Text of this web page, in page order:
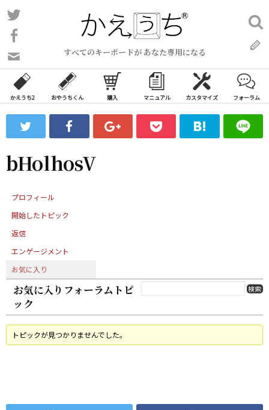
コ
ン
ン
ツ
ス
ッ
プ
すべてのキーボードが あなた専用になる
い
合
わ
フ
ォ
ム
検
索:
かえうち2 おやうちくん 購入 マニュアル カスタマイズ フォーラム
bHolhosV
プロフィール
開始したトピック
返信
エンゲージメント
お気に入り
お気に入りフォーラムトピ
ック
トピックが見つかりませんでした。